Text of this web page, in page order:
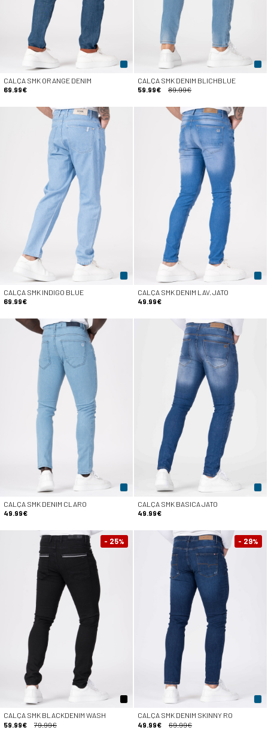
CALÇA SMK ORANGE DENIM
69.99€
CALÇA SMK DENIM BLICHBLUE
59.99€
89.99€
CALÇA SMK INDIGO BLUE
69.99€
CALÇA SMK DENIM LAV. JATO
49.99€
CALÇA SMK DENIM CLARO
49.99€
CALÇA SMK BASICA JATO
49.99€
- 25%
CALÇA SMK BLACKDENIM WASH
59.99€
79.99€
- 29%
CALÇA SMK DENIM SKINNY RO
49.99€
69.99€